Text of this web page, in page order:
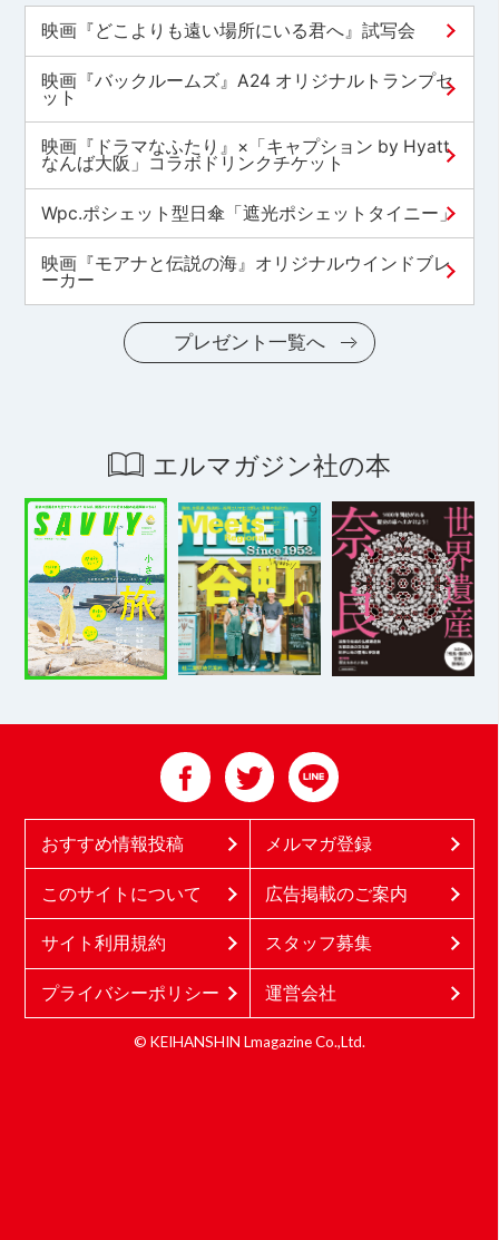
映画『どこよりも遠い場所にいる君へ』試写会
映画『バックルームズ』A24 オリジナルトランプセ
ット
映画『ドラマなふたり』×「キャプション by Hyatt
なんば大阪」コラボドリンクチケット
Wpc.ポシェット型日傘「遮光ポシェットタイニー」
映画『モアナと伝説の海』オリジナルウインドブレ
ーカー
プレゼント一覧へ
エルマガジン社の本
おすすめ情報投稿 メルマガ登録
このサイトについて 広告掲載のご案内
サイト利用規約 スタッフ募集
プライバシーポリシー 運営会社
© KEIHANSHIN Lmagazine Co.,Ltd.